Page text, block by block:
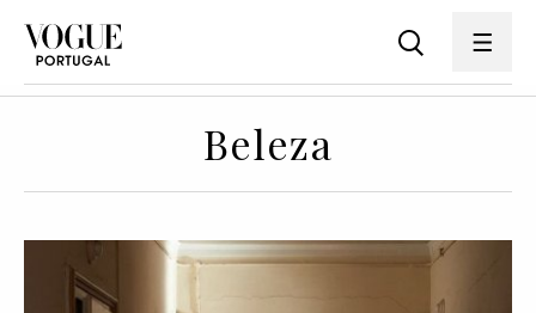
Beleza